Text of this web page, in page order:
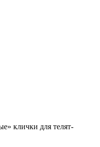
клички для телят-